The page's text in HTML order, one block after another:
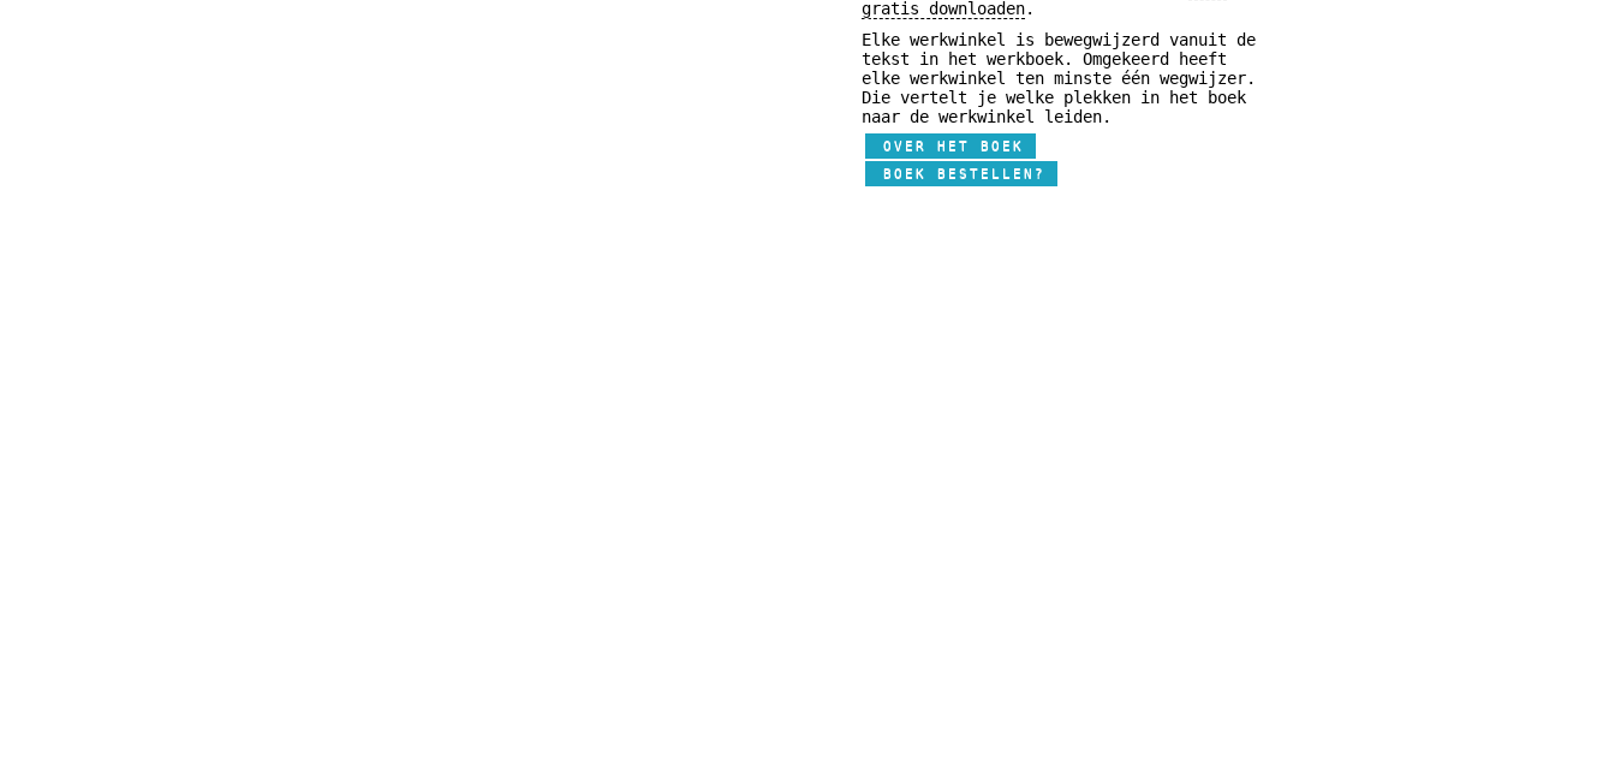
gratis downloaden.
Elke werkwinkel is bewegwijzerd vanuit de
tekst in het werkboek. Omgekeerd heeft
elke werkwinkel ten minste één wegwijzer.
Die vertelt je welke plekken in het boek
naar de werkwinkel leiden.
OVER HET BOEK
BOEK BESTELLEN?